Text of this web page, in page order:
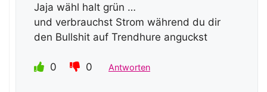
Jaja wähl halt grün …
und verbrauchst Strom während du dir
den Bullshit auf Trendhure anguckst
0 0 Antworten